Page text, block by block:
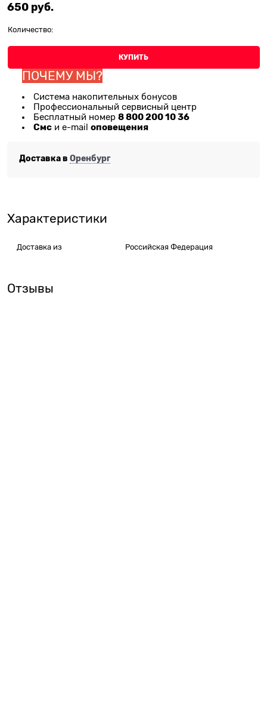
650 руб.
Количество:
КУПИТЬ
ПОЧЕМУ МЫ?
Система накопительных бонусов
Профессиональный сервисный центр
Бесплатный номер 8 800 200 10 36
Смс и e-mail оповещения
Доставка в Оренбург
Характеристики
Доставка из Российская Федерация
Отзывы